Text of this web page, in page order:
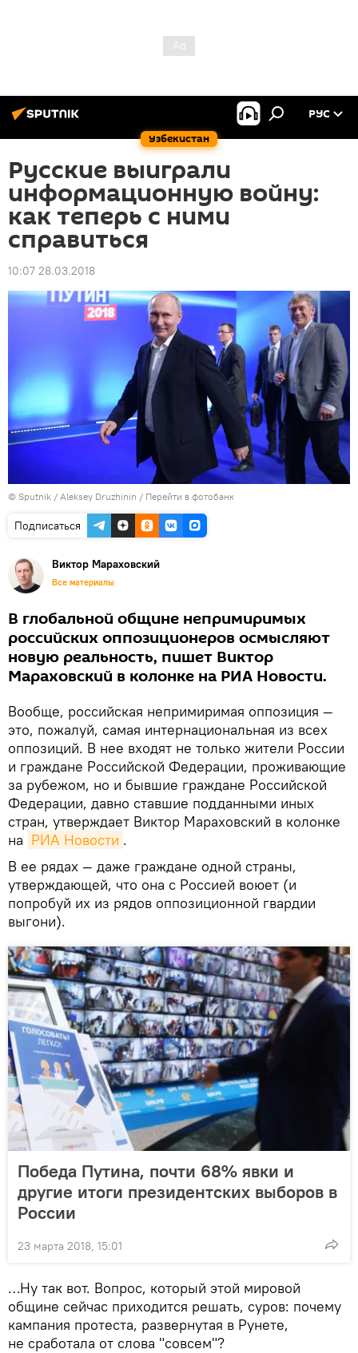
Узбекистан
РУС
Русские выиграли
информационную войну:
как теперь с ними
справиться
10:07 28.03.2018
© Sputnik / Aleksey Druzhinin / Перейти в фотобанк
Подписаться
Виктор Мараховский
Все материалы
В глобальной общине непримиримых
российских оппозиционеров осмысляют
новую реальность, пишет Виктор
Мараховский в колонке на РИА Новости.
Вообще, российская непримиримая оппозиция —
это, пожалуй, самая интернациональная из всех
оппозиций. В нее входят не только жители России
и граждане Российской Федерации, проживающие
за рубежом, но и бывшие граждане Российской
Федерации, давно ставшие подданными иных
стран, утверждает Виктор Мараховский в колонке
на РИА Новости .
В ее рядах — даже граждане одной страны,
утверждающей, что она с Россией воюет (и
попробуй их из рядов оппозиционной гвардии
выгони).
Победа Путина, почти 68% явки и
другие итоги президентских выборов в
России
23 марта 2018, 15:01
…Ну так вот. Вопрос, который этой мировой
общине сейчас приходится решать, суров: почему
кампания протеста, развернутая в Рунете,
не сработала от слова "совсем"?